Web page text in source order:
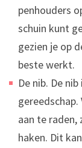
penhouders
schuin kunt
gezien je op
beste werkt.
De nib. De
aan te
haken. Dit